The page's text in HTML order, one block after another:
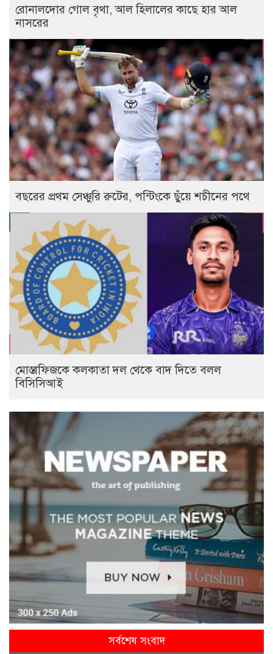
রোনালদোর গোল বৃথা, আল হিলালের কাছে হার আল
নাসরের
বছরের প্রথম সেঞ্চুরি রুটের, পন্টিংকে ছুঁয়ে শচীনের পথে
মোস্তাফিজকে কলকাতা দল থেকে বাদ দিতে বলল
বিসিসিআই
সর্বশেষ সংবাদ